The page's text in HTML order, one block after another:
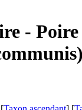
- Poire